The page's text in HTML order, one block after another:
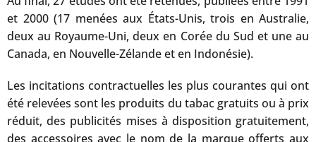
et 2000 (17 menées aux États-Unis, trois en Australie,
deux au Royaume-Uni, deux en Corée du Sud et une au
Canada, en Nouvelle-Zélande et en Indonésie).
Les incitations contractuelles les plus courantes qui ont
été relevées sont les produits du tabac gratuits ou à prix
réduit, des publicités mises à disposition gratuitement,
des accessoires avec le nom de la marque offerts aux